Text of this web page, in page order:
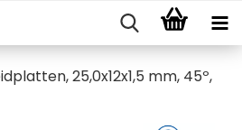
25,0x12x1,5 mm, 45º,​